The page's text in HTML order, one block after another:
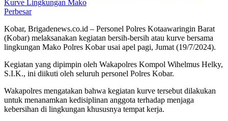
Perbesar
Kobar, Brigadenews.co.id – Personel Polres Kotaawaringin Barat
(Kobar) melaksanakan kegiatan bersih-bersih atau kurve bersama
lingkungan Mako Polres Kobar usai apel pagi, Jumat (19/7/2024).
Kegiatan yang dipimpin oleh Wakapolres Kompol Wihelmus Helky,
S.I.K., ini diikuti oleh seluruh personel Polres Kobar.
Wakapolres mengatakan bahwa kegiatan kurve tersebut dilakukan
untuk menanamkan kedisiplinan anggota terhadap menjaga
kebersihan di lingkungan khususnya tempat kerja.